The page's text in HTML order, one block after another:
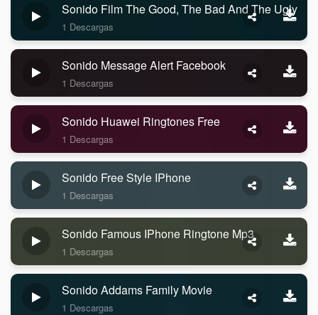
Sonido Film The Good, The Bad And The Ugly
1 Descargas
Sonido Message Alert Facebook
1 Descargas
Sonido Huawei Ringtones Free
1 Descargas
Sonido Free Style IPhone
1 Descargas
Sonido Famous IPhone Ringtone Mp3
1 Descargas
Sonido Addams Family Movie
1 Descargas